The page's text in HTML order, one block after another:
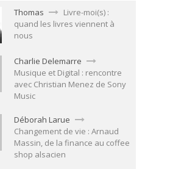
Thomas
Livre-moi(s) :
quand les livres viennent à
nous
Charlie Delemarre
Musique et Digital : rencontre
avec Christian Menez de Sony
Music
Déborah Larue
Changement de vie : Arnaud
Massin, de la finance au coffee
shop alsacien